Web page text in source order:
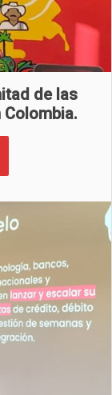
de las